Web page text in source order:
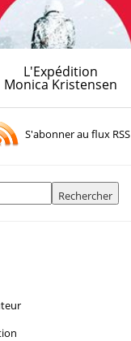
L'Expédition
Monica Kristensen
S'abonner au flux RSS